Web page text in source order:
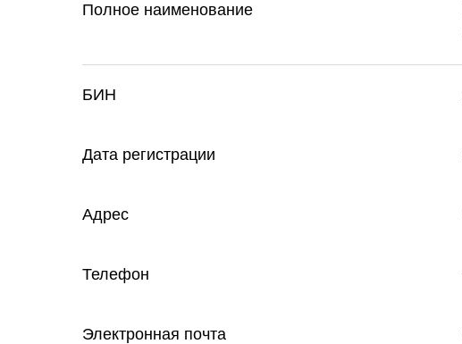
Полное наименование
БИН
Дата регистрации
Адрес
Телефон
Электронная почта